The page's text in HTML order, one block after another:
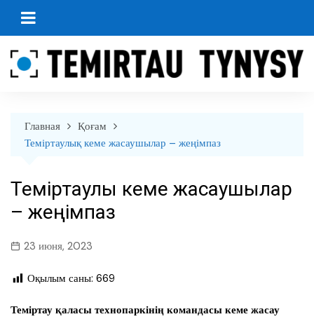
перейти
Главная
Қоғам
Теміртаулық кеме жасаушылар – жеңімпаз
Теміртаулық кеме жасаушылар
– жеңімпаз
23 июня, 2023
Оқылым саны: 669
Теміртау қаласы технопаркінің командасы кеме жасау